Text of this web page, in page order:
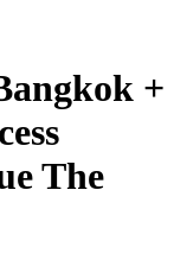
+
The